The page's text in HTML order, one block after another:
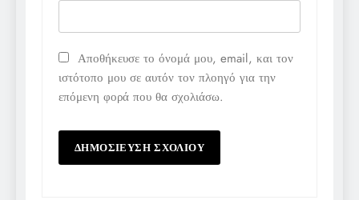
Αποθήκευσε το όνομά μου, email, και τον
ιστότοπο μου σε αυτόν τον πλοηγό για την
επόμενη φορά που θα σχολιάσω.